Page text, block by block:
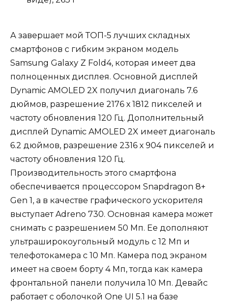
А завершает мой ТОП-5 лучших складных
смартфонов с гибким экраном модель
Samsung Galaxy Z Fold4, которая имеет два
полноценных дисплея. Основной дисплей
Dynamic AMOLED 2X получил диагональ 7.6
дюймов, разрешение 2176 х 1812 пикселей и
частоту обновления 120 Гц. Дополнительный
дисплей Dynamic AMOLED 2X имеет диагональ
6.2 дюймов, разрешение 2316 х 904 пикселей и
частоту обновления 120 Гц.
Производительность этого смартфона
обеспечивается процессором Snapdragon 8+
Gen 1, а в качестве графического ускорителя
выступает Adreno 730. Основная камера может
снимать с разрешением 50 Мп. Ее дополняют
ультраширокоугольный модуль с 12 Мп и
телефотокамера с 10 Мп. Камера под экраном
имеет на своем борту 4 Мп, тогда как камера
фронтальной панели получила 10 Мп. Девайс
работает с оболочкой One UI 5.1 на базе